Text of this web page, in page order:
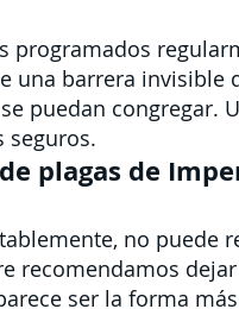
programados
una barrera
puedan
seguros.
plagas de
no puede
recomendamos
ser la forma